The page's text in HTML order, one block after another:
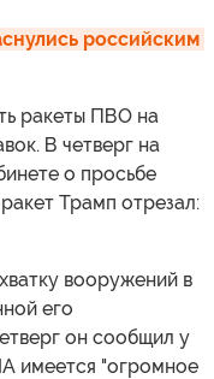
российским
ракеты ПВО на
В четверг на
о просьбе
Трамп отрезал:
вооружений в
его
он сообщил у
имеется "огромное